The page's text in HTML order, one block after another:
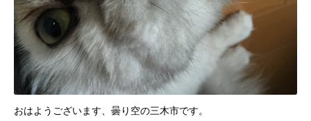
おはようございます、曇り空の三木市です。